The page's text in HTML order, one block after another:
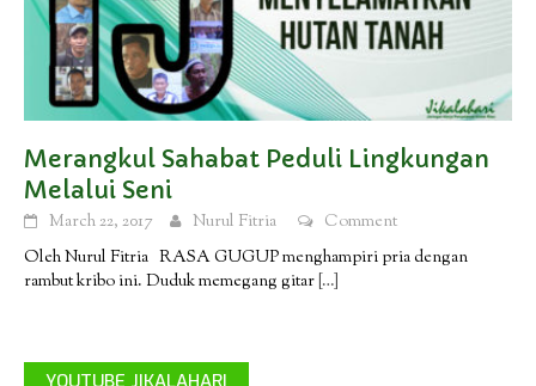
Merangkul Sahabat Peduli Lingkungan
Melalui Seni
March 22, 2017 Nurul Fitria
Comment
Oleh Nurul Fitria RASA GUGUP menghampiri pria dengan
rambut kribo ini. Duduk memegang gitar […]
YOUTUBE JIKALAHARI